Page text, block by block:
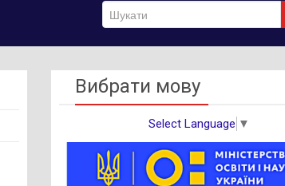
Вибрати мову
Select Language ▼